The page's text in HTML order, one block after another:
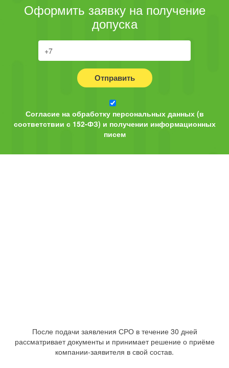
Оформить заявку на получение
допуска
Отправить
Согласие на обработку персональных данных (в
соответствии с 152-ФЗ) и получении информационных
писем
После подачи заявления СРО в течение 30 дней
рассматривает документы и принимает решение о приёме
компании-заявителя в свой состав.